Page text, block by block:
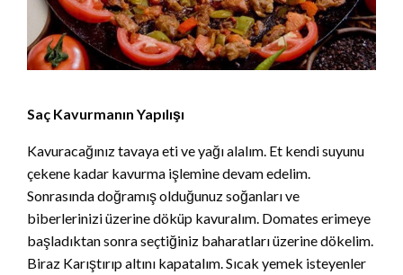
Saç Kavurmanın Yapılışı
Kavuracağınız tavaya eti ve yağı alalım. Et kendi suyunu
çekene kadar kavurma işlemine devam edelim.
Sonrasında doğramış olduğunuz soğanları ve
biberlerinizi üzerine döküp kavuralım. Domates erimeye
başladıktan sonra seçtiğiniz baharatları üzerine dökelim.
Biraz Karıştırıp altını kapatalım. Sıcak yemek isteyenler